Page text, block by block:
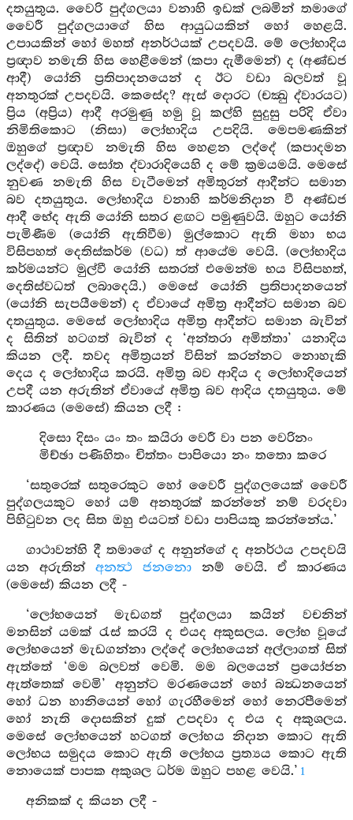
දතයුතුය. වෛරි පුද්ගලයා වනාහි ඉඩක් ලබමින් තමාගේ
වෛරී පුද්ගලයාගේ හිස ආයුධයකින් හෝ හෙළයි.
උපායකින් හෝ මහත් අනර්ථයක් උපදවයි. මේ ලෝභාදිය
ප්‍රඥාව නමැති හිස හෙළීමෙන් (කපා දැමීමෙන්) ද (අණ්ඩජ
ආදී) යෝනි ප්‍රතිපාදනයෙන් ද ඊට වඩා බලවත් වූ
අනතුරක් උපදවයි. කෙසේද? ඇස් දොරට (චක්‍ඛු ද්වාරයට)
ප්‍රිය (අප්‍රිය) ආදී අරමුණු හමු වූ කල්හි සුදුසු පරිදි ඒවා
නිමිතිකොට (නිසා) ලෝභාදිය උපදියි. මෙපමණකින්
ඔහුගේ ප්‍රඥාව නමැති හිස හෙළන ලද්දේ (කපාදමන
ලද්දේ) වෙයි. සෝත ද්වාරාදියෙහි ද මේ ක්‍රමයමයි. මෙසේ
නුවණ නමැති හිස වැටීමෙන් අමිතුරන් ආදීන්ට සමාන
බව දතයුතුය. ලෝභාදිය වනාහි කර්මනිදාන වී අණ්ඩජ
ආදී භේද ඇති යෝනි සතර ළඟට පමුණුවයි. ඔහුට යෝනි
පැමිණීම (යෝනි ඇතිවීම) මුල්කොට ඇති මහා භය
විසිපහත් දෙතිස්කර්ම (වධ) ත් ආයේම වෙයි. (ලෝභාදිය
කර්මයන්ට මුල්වී යෝනි සතරත් එමෙන්ම භය විසිපහත්,
දෙතිස්වධත් ලබාදෙයි.) මෙසේ යෝනි ප්‍රතිපාදනයෙන්
(යෝනි සැපයීමෙන්) ද ඒවායේ අමිත්‍ර ආදීන්ට සමාන බව
දතයුතුය. මෙසේ ලෝභාදිය අමිත්‍ර ආදීන්ට සමාන බැවින්
ද සිතින් හටගත් බැවින් ද ‘අන්තරා අමිත්තා’ යනාදිය
කියන ලදී. තවද අමිත්‍රයන් විසින් කරන්නට නොහැකි
දෙය ද ලෝභාදිය කරයි. අමිත්‍ර බව ආදිය ද ලෝභාදියෙන්
උපදී යන අරුතින් ඒවායේ අමිත්‍ර බව ආදිය දතයුතුය. මේ
කාරණය (මෙසේ) කියන ලදී :
දිසො දිසං යං තං කයිරා වෙරී වා පන වෙරිනං
මිච්ඡා පණිහිතං චිත්තං පාපියො නං තතො කරෙ
‘සතුරෙක් සතුරෙකුට හෝ වෛරී පුද්ගලයෙක් වෛරී
පුද්ගලයකුට හෝ යම් අනතුරක් කරන්නේ නම් වරදවා
පිහිටුවන ලද සිත ඔහු එයටත් වඩා පාපියකු කරන්නේය.’
ගාථාවන්හි දී තමාගේ ද අනුන්ගේ ද අනර්ථය උපදවයි
යන අරුතින් අනත්‍ථ ජනනො නම් වෙයි. ඒ කාරණය
(මෙසේ) කියන ලදී -
‘ලෝභයෙන් මැඩගත් පුද්ගලයා කයින් වචනින්
මනසින් යමක් රැස් කරයි ද එයද අකුසලය. ලෝභ වූයේ
ලෝභයෙන් මැඩගන්නා ලද්දේ ලෝභයෙන් අල්ලාගත් සිත්
ඇත්තේ ‘මම බලවත් වෙමි. මම බලයෙන් ප්‍රයෝජන
ඇත්තෙක් වෙමි’ අනුන්ට මරණයෙන් හෝ බන්‍ධනයෙන්
හෝ ධන හානියෙන් හෝ ගැරහීමෙන් හෝ නෙරපීමෙන්
හෝ නැති දොසකින් දුක් උපදවා ද එය ද අකුශලය.
මෙසේ ලෝභයෙන් හටගත් ලෝභය නිදාන කොට ඇති
ලෝභය සමුදය කොට ඇති ලෝභය ප්‍රත්‍යය කොට ඇති
නොයෙක් පාපක අකුශල ධර්ම ඔහුට පහළ වෙයි.’ 1
අනිකක් ද කියන ලදී -